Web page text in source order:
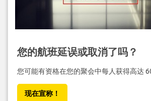
您的航班延误或取消了吗？
您可能有资格在您的聚会中每人获得高达
现在宣称！